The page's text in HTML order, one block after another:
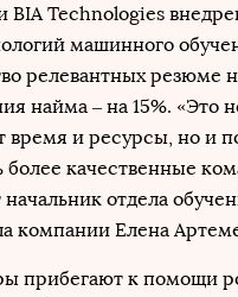
BIA Technologies
машинного
релевантных резюме
найма – на 15%. «Это
время и ресурсы, но и
более качественные
отдела
компании Елена
прибегают к помощи